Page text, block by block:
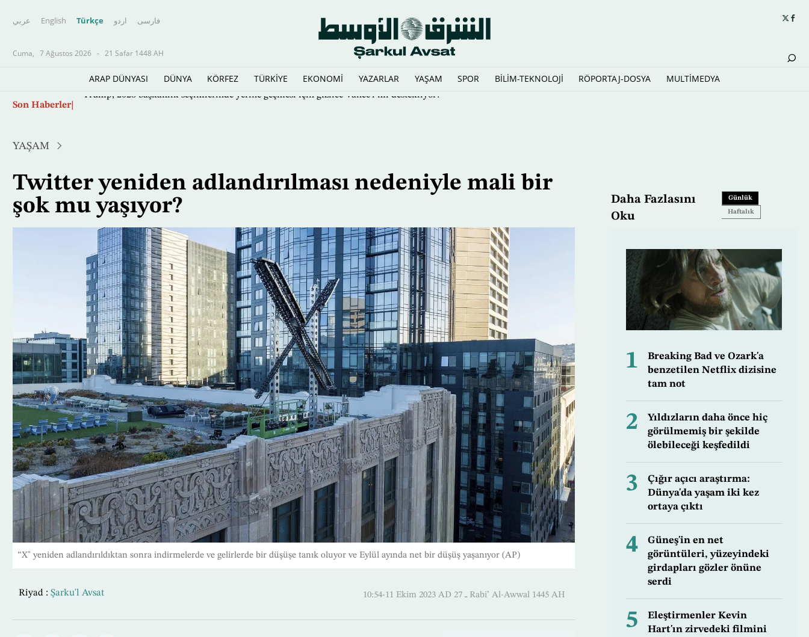
عربي English Türkçe اردو فارسى
Cuma, 7 Ağustos 2026 - 21 Safar 1448 AH
ARAP DÜNYASI DÜNYA KÖRFEZ TÜRKİYE EKONOMİ YAZARLAR YAŞAM SPOR BİLİM-TEKNOLOJİ RÖPORTAJ-DOSYA MULTİMEDYA
Ana
Son Haberler
YAŞAM
Twitter yeniden adlandırılması nedeniyle mali bir
şok mu yaşıyor?
“X" yeniden adlandırıldıktan sonra indirmelerde ve gelirlerde bir düşüşe tanık oluyor ve Eylül ayında net bir düşüş yaşanıyor (AP)
Riyad : Şarku'l Avsat 10:54-11 Ekim 2023 AD ـ 27 Rabi’ Al-Awwal 1445 AH
Daha Fazlasını
Oku
Günlük
Haftalık
1
Breaking Bad ve Ozark'a
benzetilen Netflix dizisine
tam not
2
Yıldızların daha önce hiç
görülmemiş bir şekilde
ölebileceği keşfedildi
3
Çığır açıcı araştırma:
Dünya'da yaşam iki kez
ortaya çıktı
4
Güneş'in en net
görüntüleri, yüzeyindeki
girdapları gözler önüne
serdi
5
Eleştirmenler Kevin
Hart'ın zirvedeki filmini